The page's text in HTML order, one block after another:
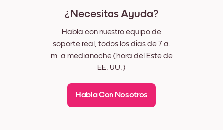
¿Necesitas Ayuda?
Habla con nuestro equipo de
soporte real, todos los días de 7 a.
m. a medianoche (hora del Este de
EE. UU.)
Habla Con Nosotros